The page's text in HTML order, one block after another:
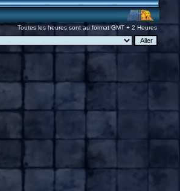
Toutes les heures sont au format GMT + 2 Heures